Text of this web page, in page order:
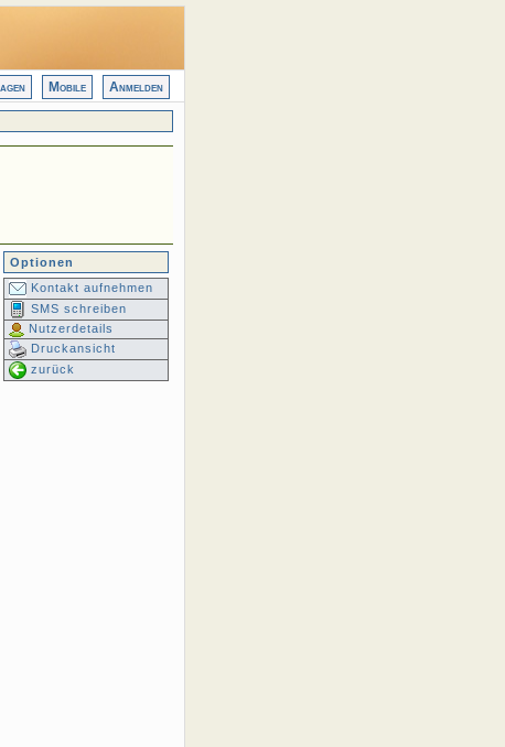
Mobile Anmelden
Optionen
Kontakt aufnehmen
SMS schreiben
Nutzerdetails
Druckansicht
zurück